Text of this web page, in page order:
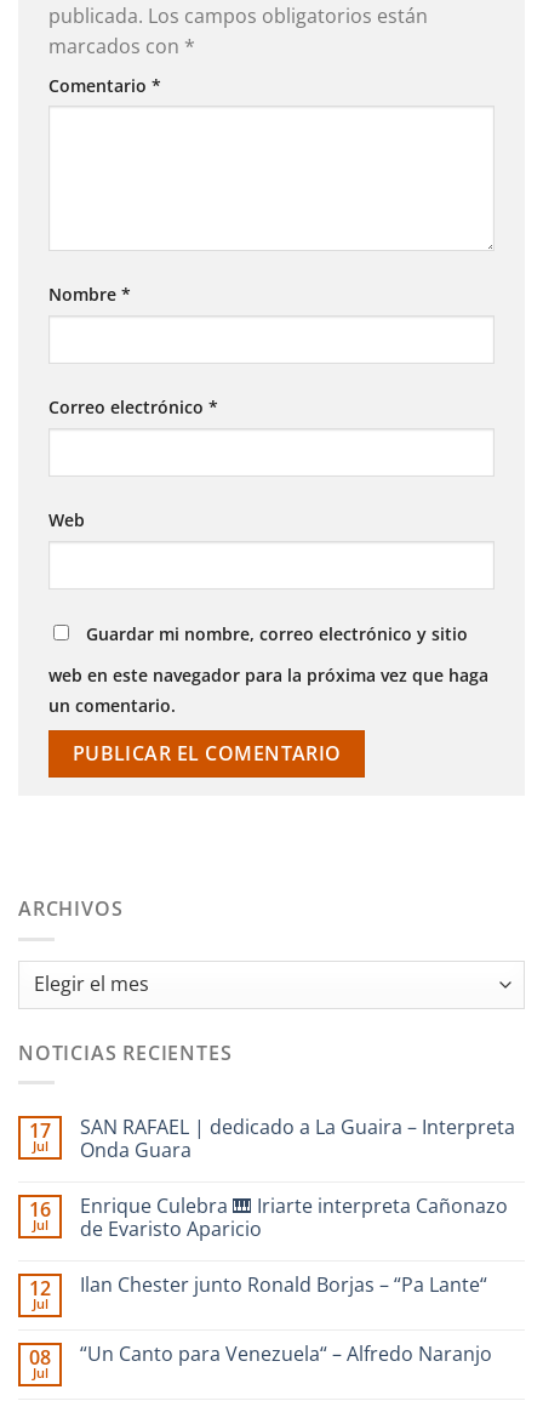
publicada. Los campos obligatorios están
marcados con *
Comentario *
Nombre *
Correo electrónico *
Web
Guardar mi nombre, correo electrónico y sitio
web en este navegador para la próxima vez que haga
un comentario.
ARCHIVOS
Archivos
NOTICIAS RECIENTES
17
Jul
SAN RAFAEL | dedicado a La Guaira – Interpreta
Onda Guara
comentarios
en
SAN
dedicado
–
Interpreta
16
Jul
Enrique Culebra 🎹 Iriarte interpreta Cañonazo
de Evaristo Aparicio
comentarios
🎹
Iriarte
12
Jul
Ilan Chester junto Ronald Borjas – “Pa Lante“
comentarios
en
08
Jul
“Un Canto para Venezuela“ – Alfredo Naranjo